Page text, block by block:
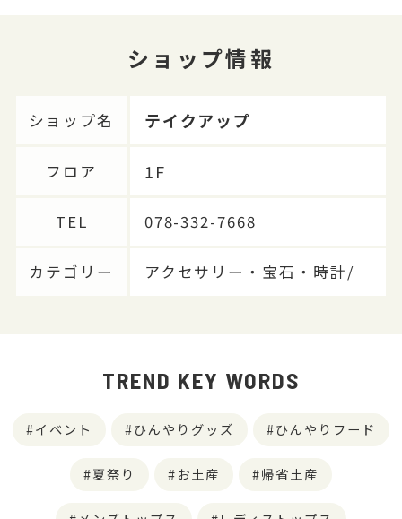
ショップ情報
ショップ名 テイクアップ
フロア 1F
TEL 078-332-7668
カテゴリー アクセサリー・宝石・時計/
TREND KEY WORDS
イベント ひんやりグッズ ひんやりフード
夏祭り お土産 帰省土産